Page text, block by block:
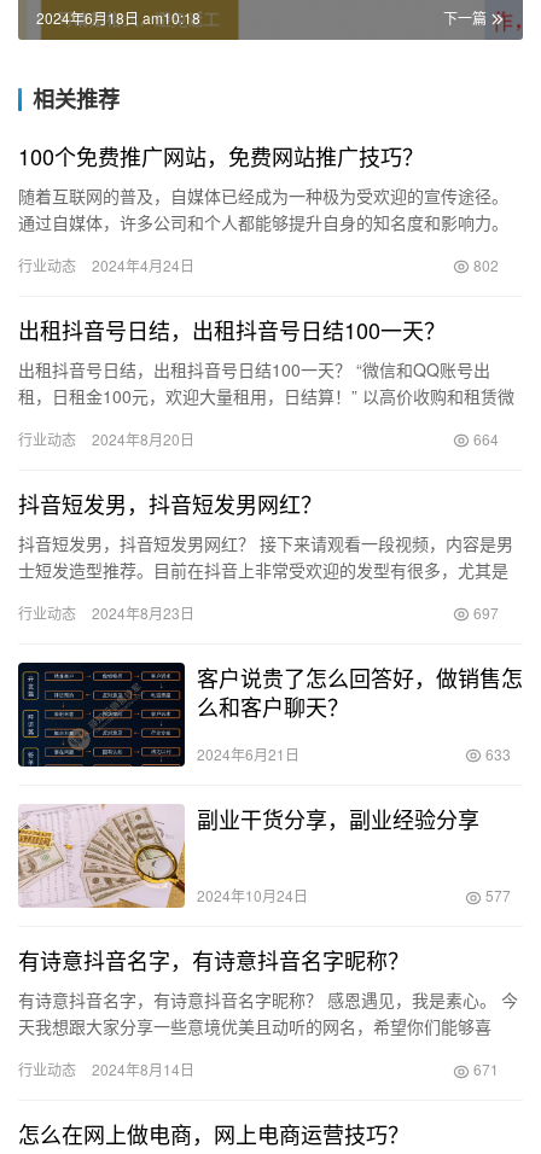
下一篇
2024年6月18日 am10:18
相关推荐
100个免费推广网站，免费网站推广技巧？
随着互联网的普及，自媒体已经成为一种极为受欢迎的宣传途径。
通过自媒体，许多公司和个人都能够提升自身的知名度和影响力。
台时感…
行业动态 2024年4月24日 802
出租抖音号日结，出租抖音号日结100一天？
出租抖音号日结，出租抖音号日结100一天？ “微信和QQ账号出
租，日租金100元，欢迎大量租用，日结算！” 以高价收购和租赁微
行业动态 2024年8月20日 664
抖音短发男，抖音短发男网红？
抖音短发男，抖音短发男网红？ 接下来请观看一段视频，内容是男
士短发造型推荐。目前在抖音上非常受欢迎的发型有很多，尤其是
着选…
行业动态 2024年8月23日 697
客户说贵了怎么回答好，做销售怎
么和客户聊天？
2024年6月21日 633
副业干货分享，副业经验分享
2024年10月24日 577
有诗意抖音名字，有诗意抖音名字昵称？
有诗意抖音名字，有诗意抖音名字昵称？ 感恩遇见，我是素心。 今
天我想跟大家分享一些意境优美且动听的网名，希望你们能够喜
行业动态 2024年8月14日 671
怎么在网上做电商，网上电商运营技巧？